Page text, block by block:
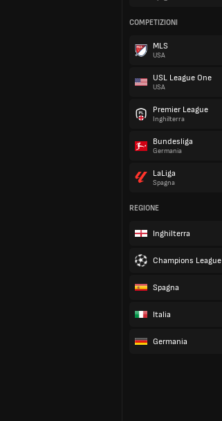
COMPETIZIONI
MLS
USA
USL League One
USA
Premier League
Inghilterra
Bundesliga
Germania
LaLiga
Spagna
REGIONE
Inghilterra
Champions League
Spagna
Italia
Germania